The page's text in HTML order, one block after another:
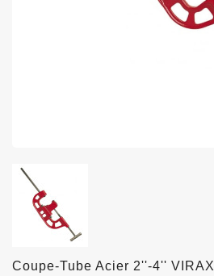
Coupe-Tube Acier 2''-4'' VIRAX